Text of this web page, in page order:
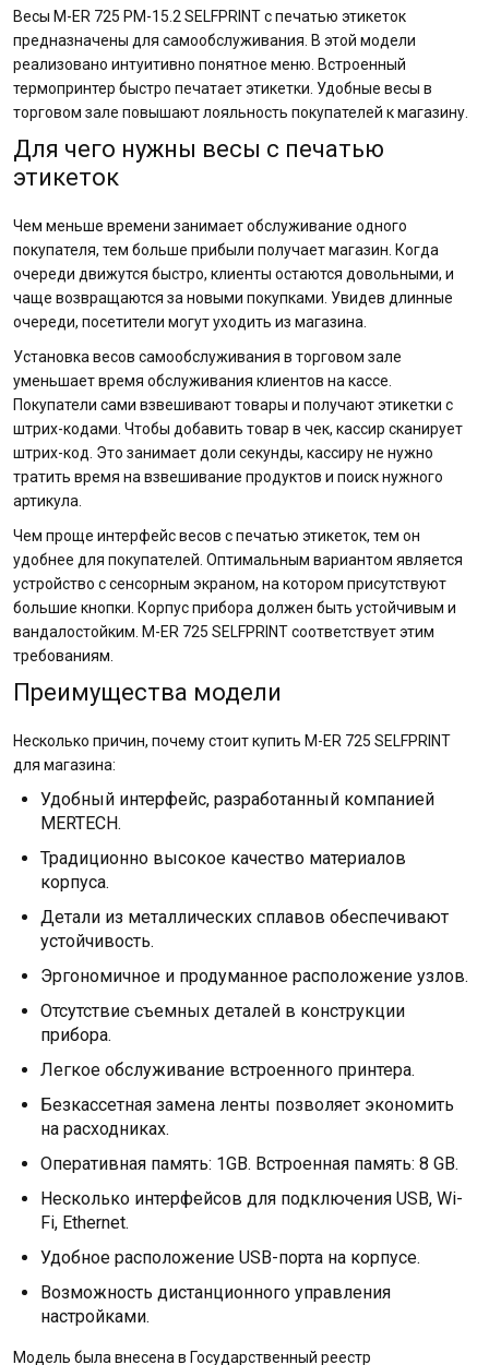
Весы M-ER 725 PM-15.2 SELFPRINT с печатью этикеток
предназначены для самообслуживания. В этой модели
реализовано интуитивно понятное меню. Встроенный
термопринтер быстро печатает этикетки. Удобные весы в
торговом зале повышают лояльность покупателей к магазину.
Для чего нужны весы с печатью
этикеток
Чем меньше времени занимает обслуживание одного
покупателя, тем больше прибыли получает магазин. Когда
очереди движутся быстро, клиенты остаются довольными, и
чаще возвращаются за новыми покупками. Увидев длинные
очереди, посетители могут уходить из магазина.
Установка весов самообслуживания в торговом зале
уменьшает время обслуживания клиентов на кассе.
Покупатели сами взвешивают товары и получают этикетки с
штрих-кодами. Чтобы добавить товар в чек, кассир сканирует
штрих-код. Это занимает доли секунды, кассиру не нужно
тратить время на взвешивание продуктов и поиск нужного
артикула.
Чем проще интерфейс весов с печатью этикеток, тем он
удобнее для покупателей. Оптимальным вариантом является
устройство с сенсорным экраном, на котором присутствуют
большие кнопки. Корпус прибора должен быть устойчивым и
вандалостойким. M-ER 725 SELFPRINT соответствует этим
требованиям.
Преимущества модели
Несколько причин, почему стоит купить M-ER 725 SELFPRINT
для магазина:
Удобный интерфейс, разработанный компанией
MERTECH.
Традиционно высокое качество материалов
корпуса.
Детали из металлических сплавов обеспечивают
устойчивость.
Эргономичное и продуманное расположение узлов.
Отсутствие съемных деталей в конструкции
прибора.
Легкое обслуживание встроенного принтера.
Безкассетная замена ленты позволяет экономить
на расходниках.
Оперативная память: 1GB. Встроенная память: 8 GB.
Несколько интерфейсов для подключения USB, Wi-
Fi, Ethernet.
Удобное расположение USB-порта на корпусе.
Возможность дистанционного управления
настройками.
Модель была внесена в Государственный реестр